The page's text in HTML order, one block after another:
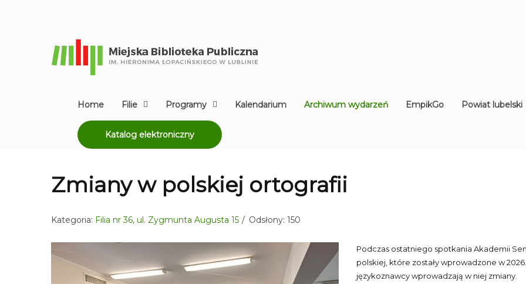
Home Filie Programy Kalendarium Archiwum wydarzeń EmpikGo Powiat lubelski
Katalog elektroniczny
Zmiany w polskiej ortografii
Kategoria: Filia nr 36, ul. Zygmunta Augusta 15 Odsłony: 150
Podczas ostatniego spotkania Akademii
polskiej, które zostały wprowadzone w
językoznawcy wprowadzają w niej zmiany.